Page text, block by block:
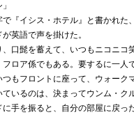
『イシス・ホテル』と書かれた
英語で声を掛けた。
口髭を蓄えて、いつもニコニコ
ロア係でもある。要するに一人
もフロントに座って、ウォーク
いるのは、決まってウンム・ク
手を振ると、自分の部屋に戻っ